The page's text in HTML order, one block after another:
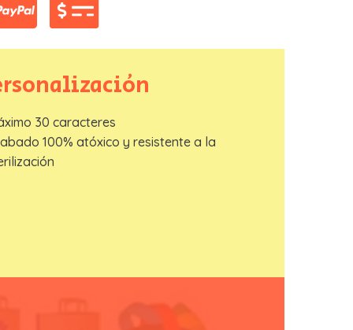
30 caracteres
100% atóxico y resistente a la